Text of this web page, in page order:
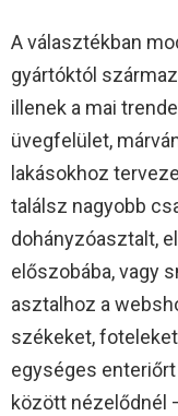
A választékban
gyártóktól
illenek a mai
üvegfelület,
lakásokhoz
találsz nagyobb
dohányzóasztalt,
előszobába, vagy
asztalhoz a
székeket,
egységes
között nézelődnél